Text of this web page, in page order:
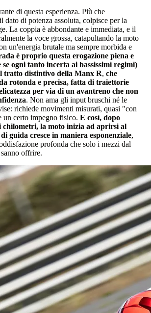
di questa esperienza. Più che
dato di potenza assoluta, colpisce per la
La coppia è abbondante e immediata, e il
la voce grossa, catapultando la moto
un'energia brutale ma sempre morbida e
è proprio questa erogazione piena e
se ogni tanto incerta ai bassissimi regimi)
tratto distintivo della Manx R, che
rotonda e precisa, fatta di traiettorie
per via di un avantreno che non
. Non ama gli input bruschi né le
richiede movimenti misurati, quasi "con
un certo impegno fisico. E così, dopo
chilometri, la moto inizia ad aprirsi al
guida cresce in maniera esponenziale,
profonda che solo i mezzi dal
offrire.